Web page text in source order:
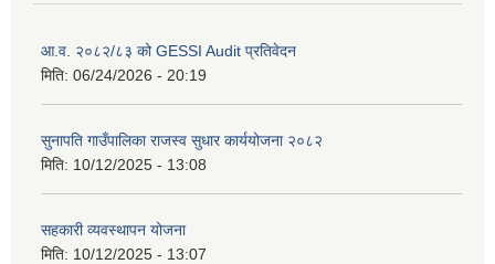
आ.व. २०८२/८३ को GESSI Audit प्रतिवेदन
मिति: 06/24/2026 - 20:19
सुनापति गाउँपालिका राजस्व सुधार कार्ययोजना २०८२
मिति: 10/12/2025 - 13:08
सहकारी व्यवस्थापन योजना
मिति: 10/12/2025 - 13:07